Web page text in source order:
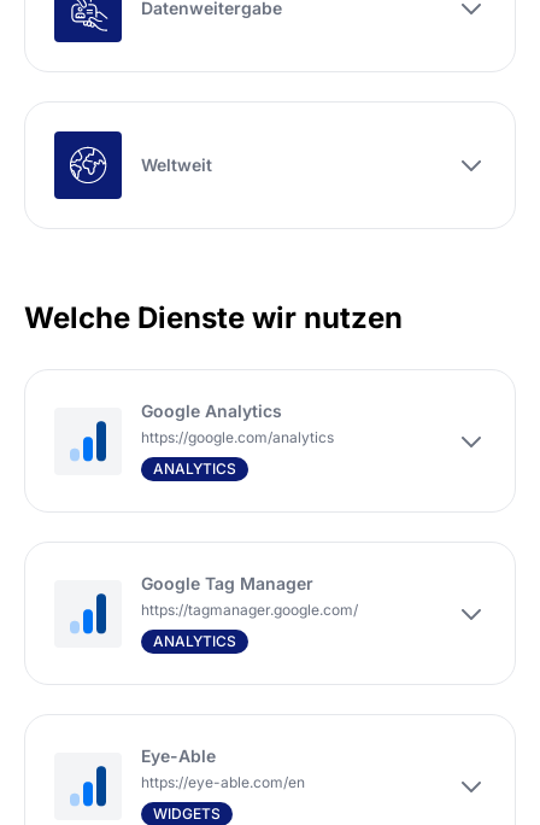
Datenweitergabe
Weltweit
Welche Dienste wir nutzen
Google Analytics
https://google.com/analytics
ANALYTICS
Google Tag Manager
https://tagmanager.google.com/
ANALYTICS
Eye-Able
https://eye-able.com/en
WIDGETS